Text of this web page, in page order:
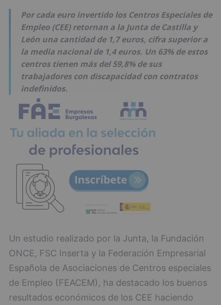
Por cada euro invertido los Centros Especiales de
Empleo (CEE) retornan a la Junta de Castilla y
León una cantidad de 1,7 euros, cifra superior a
la media nacional de 1,4 euros. Un 63% de estos
centros tienen más del 59,8% de sus
trabajadores con discapacidad con contratos
indefinidos.
Un estudio realizado por la Junta, la Fundación
ONCE, FSC Inserta y la Federación Empresarial
Española de Asociaciones de Centros especiales
de Empleo (FEACEM), ha destacado los buenos
resultados económicos de los CEE haciendo